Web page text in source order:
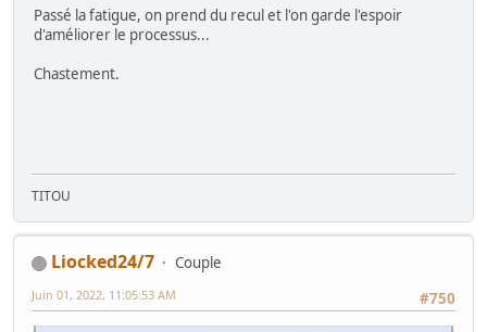
Passé la fatigue, on prend du recul et l'on garde l'espoir
d'améliorer le processus...
Chastement.
TITOU
Liocked24/7
Couple
#750
Juin 01, 2022, 11:05:53 AM